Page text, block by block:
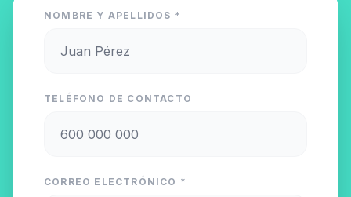
NOMBRE Y APELLIDOS *
TELÉFONO DE CONTACTO
CORREO ELECTRÓNICO *